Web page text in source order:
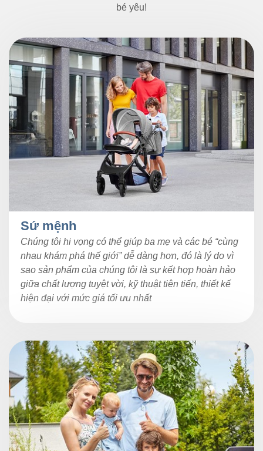
bé yêu!
Sứ mệnh
Chúng tôi hi vọng có thể giúp ba mẹ và các bé “cùng
nhau khám phá thế giới” dễ dàng hơn, đó là lý do vì
sao sản phẩm của chúng tôi là sự kết hợp hoàn hảo
giữa chất lượng tuyệt vời, kỹ thuật tiên tiến, thiết kế
hiện đại với mức giá tối ưu nhất